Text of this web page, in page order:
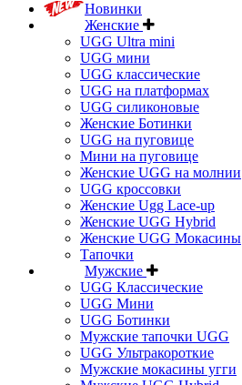
Новинки
Женские
UGG Ultra mini
UGG мини
UGG классические
UGG на платформах
UGG силиконовые
Женские Ботинки
UGG на пуговице
Мини на пуговице
Женские UGG на молнии
UGG кроссовки
Женские Ugg Lace-up
Женские UGG Hybrid
Женские UGG Мокасины
Тапочки
Мужские
UGG Классические
UGG Мини
UGG Ботинки
Мужские тапочки UGG
UGG Ультракороткие
Мужские мокасины угги